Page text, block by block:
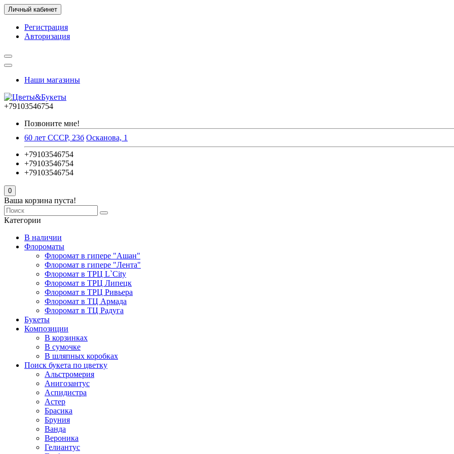
Личный кабинет
Регистрация
Авторизация
Наши магазины
+79103546754
Позвоните мне!
60 лет СССР, 23б Осканова, 1
+79103546754
+79103546754
+79103546754
0
Ваша корзина пуста!
Категории
В наличии
Флороматы
Флоромат в гипере "Ашан"
Флоромат в гипере "Лента"
Флоромат в ТРЦ L`City
Флоромат в ТРЦ Липецк
Флоромат в ТРЦ Ривьера
Флоромат в ТЦ Армада
Флоромат в ТЦ Радуга
Букеты
Композиции
В корзинках
В сумочке
В шляпных коробках
Поиск букета по цветку
Альстромерия
Анигозантус
Аспидистра
Астер
Брасика
Бруния
Ванда
Вероника
Гелиантус